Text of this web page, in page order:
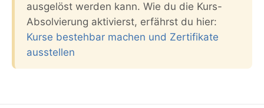
ausgelöst werden kann. Wie du die Kurs-
Absolvierung aktivierst, erfährst du hier:
Kurse bestehbar machen und Zertifikate
ausstellen